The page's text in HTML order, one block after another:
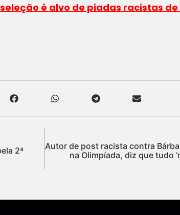
é alvo de piadas racistas
2ª
Autor de post racista contra
na Olimpíada, diz que tudo